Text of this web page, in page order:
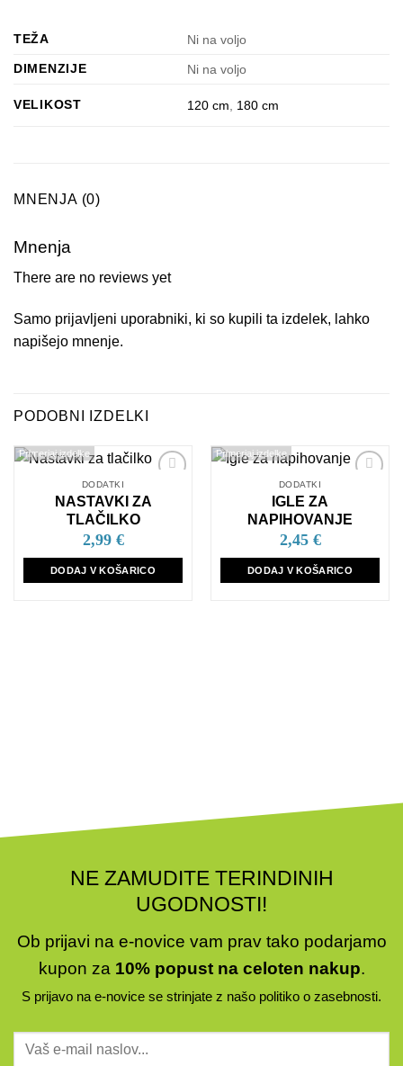
TEŽA
Ni na voljo
DIMENZIJE
Ni na voljo
VELIKOST 120 cm 180 cm
MNENJA (0)
Mnenja
There are no reviews yet
Samo prijavljeni uporabniki, ki so kupili ta izdelek, lahko
napišejo mnenje.
PODOBNI IZDELKI
DODATKI
NASTAVKI ZA
TLAČILKO
2,99 €
DODAJ V KOŠARICO
Primerjaj izdelke
seznam
DODATKI
IGLE ZA
NAPIHOVANJE
2,45 €
DODAJ V KOŠARICO
Primerjaj izdelke
NE ZAMUDITE TERINDINIH
UGODNOSTI!
Ob prijavi na e-novice vam prav tako podarjamo
kupon za 10% popust na celoten nakup.
S prijavo na e-novice se strinjate z našo politiko o zasebnosti.